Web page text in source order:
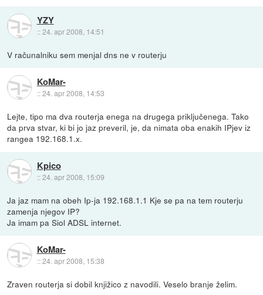
YZY
::24. apr 2008, 14:51
V računalniku sem menjal dns ne v routerju
KoMar-
::24. apr 2008, 14:53
Lejte, tipo ma dva routerja enega na drugega priključenega. Tako
da prva stvar, ki bi jo jaz preveril, je, da nimata oba enakih IPjev iz
rangea 192.168.1.x.
Kpico
::24. apr 2008, 15:09
Ja jaz mam na obeh Ip-ja 192.168.1.1 Kje se pa na tem routerju
zamenja njegov IP?
Ja imam pa Siol ADSL internet.
KoMar-
::24. apr 2008, 15:38
Zraven routerja si dobil knjižico z navodili. Veselo branje želim.